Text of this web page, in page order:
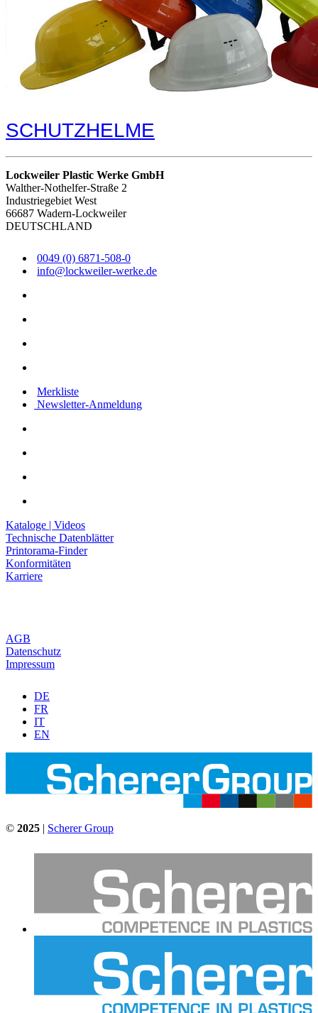
SCHUTZHELME
Lockweiler Plastic Werke GmbH
Walther-Nothelfer-Straße 2
Industriegebiet West
66687 Wadern-Lockweiler
DEUTSCHLAND
0049 (0) 6871-508-0
info@lockweiler-werke.de
Merkliste
Newsletter-Anmeldung
Kataloge | Videos
Technische Datenblätter
Printorama-Finder
Konformitäten
Karriere
AGB
Datenschutz
Impressum
DE
FR
IT
EN
© 2025 | Scherer Group